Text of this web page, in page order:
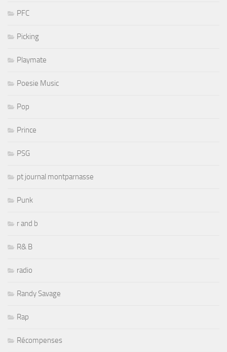
PFC
Picking
Playmate
Poesie Music
Pop
Prince
PSG
pt journal montparnasse
Punk
r and b
R& B
radio
Randy Savage
Rap
Récompenses